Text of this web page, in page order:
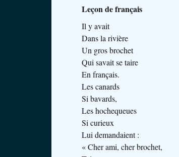
Leçon de français
Il y avait
Dans la rivière
Un gros brochet
Qui savait se taire
En français.
Les canards
Si bavards,
Les hochequeues
Si curieux
Lui demandaient :
« Cher ami, cher brochet,